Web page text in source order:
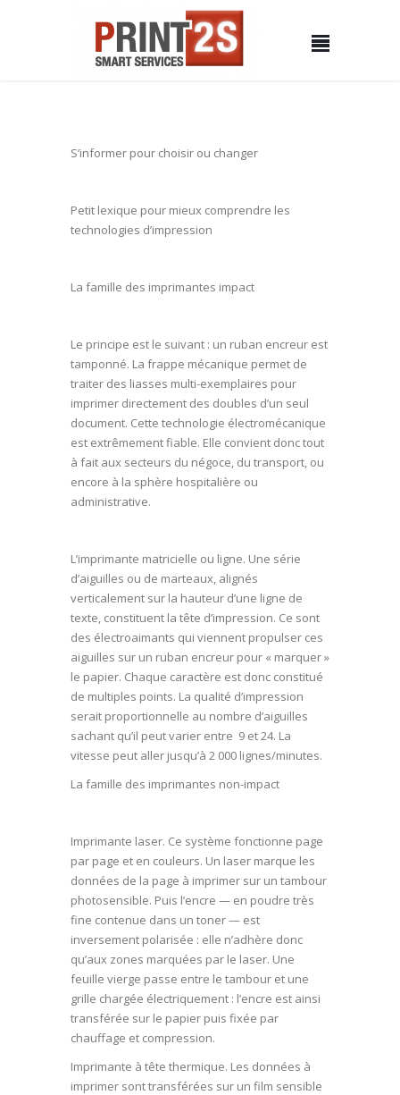
S’informer pour choisir ou changer
Petit lexique pour mieux comprendre les
technologies d’impression
La famille des imprimantes impact
Le principe est le suivant : un ruban encreur est
tamponné. La frappe mécanique permet de
traiter des liasses multi-exemplaires pour
imprimer directement des doubles d’un seul
document. Cette technologie électromécanique
est extrêmement fiable. Elle convient donc tout
à fait aux secteurs du négoce, du transport, ou
encore à la sphère hospitalière ou
administrative.
L’imprimante matricielle ou ligne. Une série
d’aiguilles ou de marteaux, alignés
verticalement sur la hauteur d’une ligne de
texte, constituent la tête d’impression. Ce sont
des électroaimants qui viennent propulser ces
aiguilles sur un ruban encreur pour « marquer »
le papier. Chaque caractère est donc constitué
de multiples points. La qualité d’impression
serait proportionnelle au nombre d’aiguilles
sachant qu’il peut varier entre 9 et 24. La
vitesse peut aller jusqu’à 2 000 lignes/minutes.
La famille des imprimantes non-impact
Imprimante laser. Ce système fonctionne page
par page et en couleurs. Un laser marque les
données de la page à imprimer sur un tambour
photosensible. Puis l’encre — en poudre très
fine contenue dans un toner — est
inversement polarisée : elle n’adhère donc
qu’aux zones marquées par le laser. Une
feuille vierge passe entre le tambour et une
grille chargée électriquement : l’encre est ainsi
transférée sur le papier puis fixée par
chauffage et compression.
Imprimante à tête thermique. Les données à
imprimer sont transférées sur un film sensible